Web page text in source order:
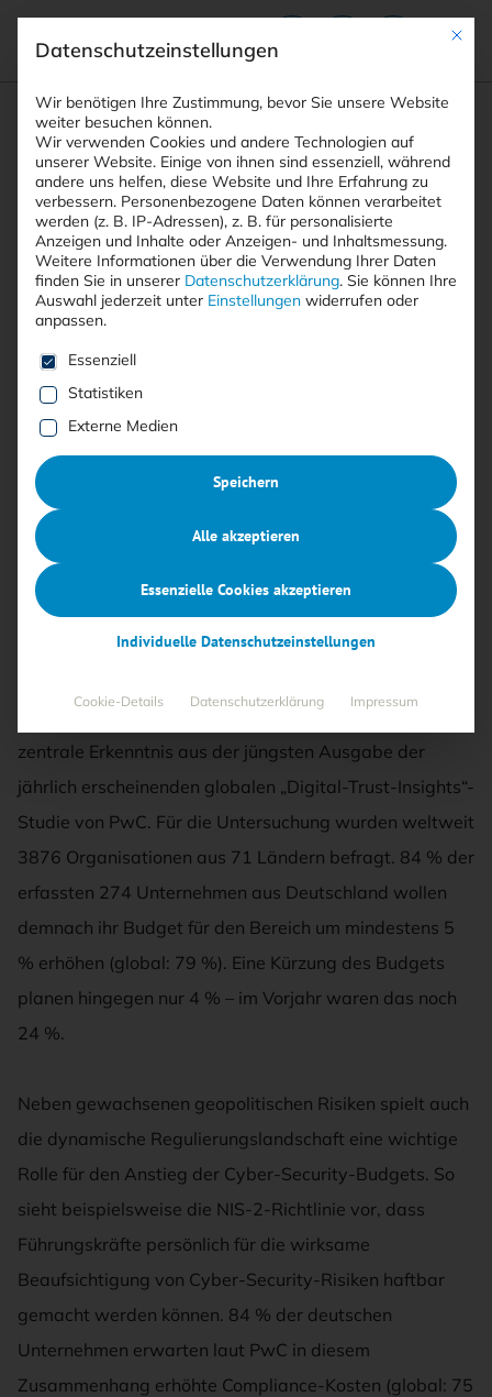
Suchfeld
Suchen
Breadcrumb-Navigation
STARTSEITE
PRINTAUSGABEN
TITELTHEMA: KRISENMANAGEMENT BEI …
NEWS UND PRODUKTE
Inhaltsverzeichnis
Free
News und Produkte
08.12.2023
News und Produkte
Lesezeit 12 Min.
Mehr Budget, mehr KI
Cyber-Security-Fähigkeiten investieren – das ist eine
zentrale Erkenntnis aus der jüngsten Ausgabe der
jährlich erscheinenden globalen „Digital-Trust-Insights“-
Studie von PwC. Für die Untersuchung wurden weltweit
3876 Organisationen aus 71 Ländern befragt. 84 % der
erfassten 274 Unternehmen aus Deutschland wollen
demnach ihr Budget für den Bereich um mindestens 5
% erhöhen (global: 79 %). Eine Kürzung des Budgets
planen hingegen nur 4 % – im Vorjahr waren das noch
24 %.
Neben gewachsenen geopolitischen Risiken spielt auch
die dynamische Regulierungslandschaft eine wichtige
Rolle für den Anstieg der Cyber-Security-Budgets. So
sieht beispielsweise die NIS-2-Richtlinie vor, dass
Führungskräfte persönlich für die wirksame
Beaufsichtigung von Cyber-Security-Risiken haftbar
gemacht werden können. 84 % der deutschen
Unternehmen erwarten laut PwC in diesem
Zusammenhang erhöhte Compliance-Kosten (global: 75
Mit
Datenschutzeinstellungen
Wir benötigen Ihre Zustimmung, bevor Sie unsere Website
weiter besuchen können.
Wir verwenden Cookies und andere Technologien auf
unserer Website. Einige von ihnen sind essenziell, während
andere uns helfen, diese Website und Ihre Erfahrung zu
verbessern. Personenbezogene Daten können verarbeitet
werden (z. B. IP-Adressen), z. B. für personalisierte
Anzeigen und Inhalte oder Anzeigen- und Inhaltsmessung.
Weitere Informationen über die Verwendung Ihrer Daten
finden Sie in unserer Datenschutzerklärung. Sie können Ihre
Auswahl jederzeit unter Einstellungen widerrufen oder
anpassen.
Es folgt eine Liste der Service-Gruppen, für die eine
Essenziell
Statistiken
Externe Medien
Speichern
Alle akzeptieren
Essenzielle Cookies akzeptieren
Individuelle Datenschutzeinstellungen
Cookie-Details Datenschutzerklärung Impressum